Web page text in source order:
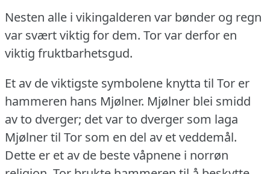
Nesten alle i vikingalderen var bønder og regn
var svært viktig for dem. Tor var derfor en
viktig fruktbarhetsgud.
Et av de viktigste symbolene knytta til Tor er
hammeren hans Mjølner. Mjølner blei smidd
av to dverger; det var to dverger som laga
Mjølner til Tor som en del av et veddemål.
Dette er et av de beste våpnene i norrøn